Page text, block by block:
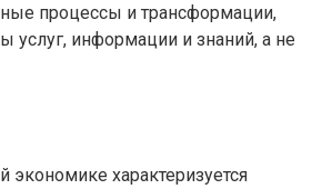
процессы и трансформации,
информации и знаний, а не
экономике характеризуется